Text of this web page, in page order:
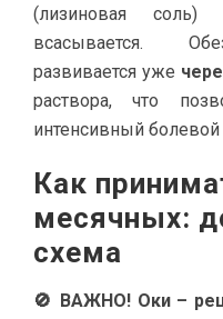
(лизиновая соль)
всасывается.
развивается уже
раствора, что
интенсивный болевой
Как
месячных:
схема
🚫 ВАЖНО! Оки –